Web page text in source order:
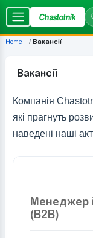
Chastotnik
Home Вакансії
Вакансії
Компанія
які прагнуть
наведені наші
Менеджер
(B2B)